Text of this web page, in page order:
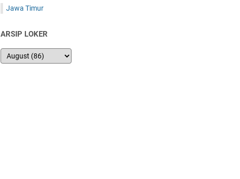
Jawa Timur
ARSIP LOKER